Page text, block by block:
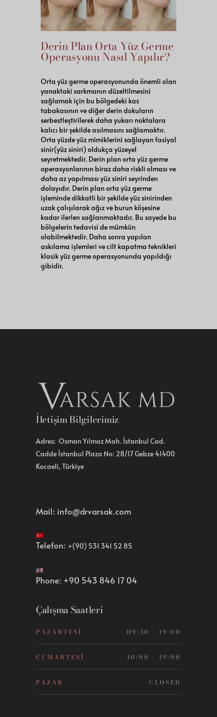
Derin Plan Orta Yüz Germe
Operasyonu Nasıl Yapılır?
Orta yüz germe operasyonunda önemli olan
yanaktaki sarkmanın düzeltilmesini
sağlamak için bu bölgedeki kas
tabakasının ve diğer derin dokuların
serbestleştirilerek daha yukarı noktalara
kalıcı bir şekilde asılmasını sağlamaktır.
Orta yüzde yüz mimiklerini sağlayan fasiyal
sinir(yüz siniri) oldukça yüzeyel
seyretmektedir. Derin plan orta yüz germe
operasyonlarının biraz daha riskli olması ve
daha az yapılması yüz siniri seyrinden
dolayıdır. Derin plan orta yüz germe
işleminde dikkatli bir şekilde yüz sinirinden
uzak çalışılarak ağız ve burun köşesine
kadar ilerlen sağlanmaktadır. Bu sayede bu
bölgelerin tedavisi de mümkün
olabilmektedir. Daha sonra yapılan
askılama işlemleri ve cilt kapatma teknikleri
klasik yüz germe operasyonunda yapıldığı
gibidir.
İletişim Bilgilerimiz
Adres: Osman Yılmaz Mah. İstanbul Cad.
Cadde İstanbul Plaza No: 28/17 Gebze 41400
Kocaeli, Türkiye
Mail: info@drvarsak.com
Telefon: +(90) 531 341 52 85
Phone: +90 543 846 17 04
Çalışma Saatleri
PAZARTESI 09:30 - 19:00
CUMARTESI 10:00 - 19:00
PAZAR CLOSED